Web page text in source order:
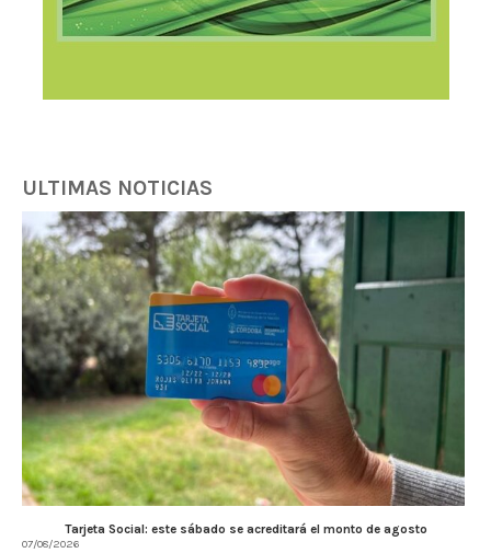
ULTIMAS NOTICIAS
Tarjeta Social: este sábado se acreditará el monto de agosto
07/08/2026